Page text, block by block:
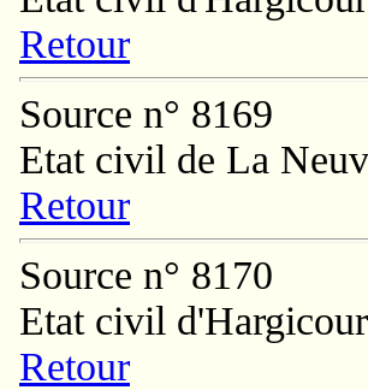
Retour
Source n° 8169
Etat civil de La
Retour
Source n° 8170
Etat civil
Retour